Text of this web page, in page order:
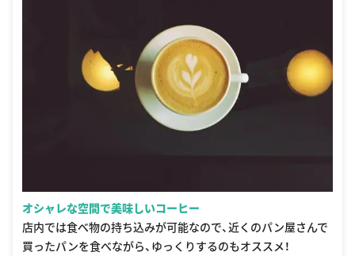
オシャレな空間で美味しいコーヒー
店内では食べ物の持ち込みが可能なので、近くのパン屋さんで
買ったパンを食べながら、ゆっくりするのもオススメ！